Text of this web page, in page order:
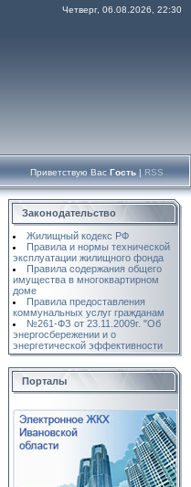
Четверг, 06.08.2026, 22:30
Приветствую Вас Гость | RSS
Законодательство
Жилищный кодекс РФ
Правила и нормы технической
эксплуатации жилищного фонда
Правила содержания общего
имущества в многоквартирном
доме
Правила предоставления
коммунальных услуг гражданам
№261-ФЗ от 23.11.2009г. "Об
энергосбережении и о
энергетической эффективности
Порталы